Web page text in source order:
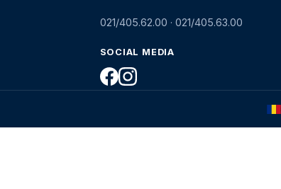
021/405.62.00 · 021/405.63.00
SOCIAL MEDIA